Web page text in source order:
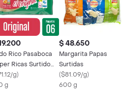
Rico Pasaboca
Ricas Surtido
g)
g
$ 48.650
Margarita Papas
Surtidas
($81.09/g)
600 g